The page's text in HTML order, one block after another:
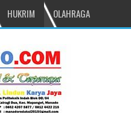
HUKRIM OLAHRAGA